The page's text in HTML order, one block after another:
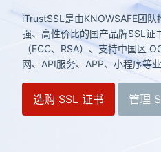
iTrustSSL是由KNOWSAFE团
强、高性价比的国产品牌SSL证
（ECC、RSA）、支持中国区
网、API服务、APP、小程序等
选购 SSL 证书 管理